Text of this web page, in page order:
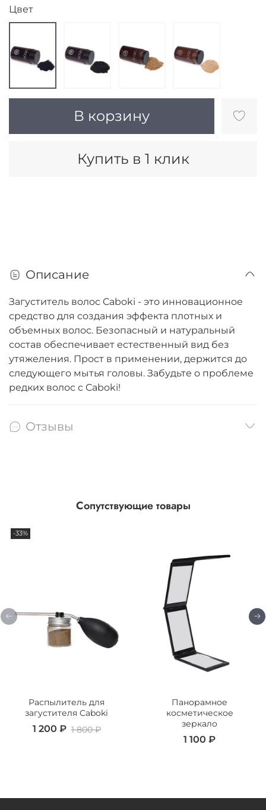
В корзину
Купить в 1 клик
Цвет
Описание
Загуститель волос Caboki - это инновационное
средство для создания эффекта плотных и
объемных волос. Безопасный и натуральный
состав обеспечивает естественный вид без
утяжеления. Прост в применении, держится до
следующего мытья головы. Забудьте о проблеме
редких волос с Caboki!
Отзывы
Сопутствующие товары
-33%
Распылитель для
загустителя Caboki
1 200 ₽ 1 800 ₽
Панорамное
косметическое
зеркало
1 100 ₽